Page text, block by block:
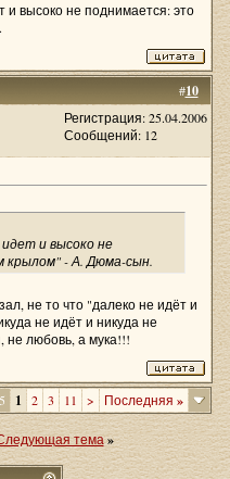
и высоко не поднимается: это
#10
Регистрация: 25.04.2006
Сообщений: 12
и высоко не
крылом" - А. Дюма-сын.
не то что "далеко не идёт и
не идёт и никуда не
не любовь, а мука!!!
1 2 3 11 > Последняя»
тема»